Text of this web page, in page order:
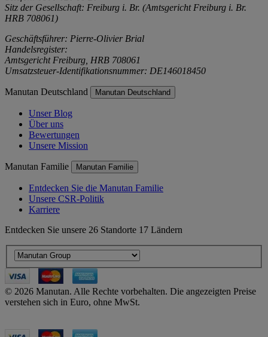
Sitz der Gesellschaft: Freiburg i. Br. (Amtsgericht Freiburg i. Br.
HRB 708061)
Geschäftsführer: Pierre-Olivier Brial
Handelsregister:
Amtsgericht Freiburg, HRB 708061
Umsatzsteuer-Identifikationsnummer: DE146018450
Manutan Deutschland Manutan Deutschland
Unser Blog
Über uns
Bewertungen
Unsere Mission
Manutan Familie Manutan Familie
Entdecken Sie die Manutan Familie
Unsere CSR-Politik
Karriere
Entdecken Sie unsere 26 Standorte 17 Ländern
© 2026 Manutan. Alle Rechte vorbehalten. Die angezeigten Preise
verstehen sich in Euro, ohne MwSt.